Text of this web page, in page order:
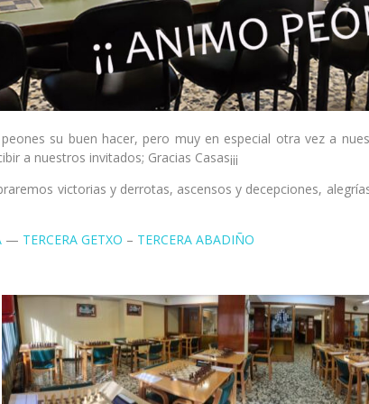
su buen hacer, pero muy en especial otra vez a
a nuestros invitados; Gracias Casas¡¡¡
victorias y derrotas, ascensos y decepciones,
— TERCERA GETXO – TERCERA ABADIÑO